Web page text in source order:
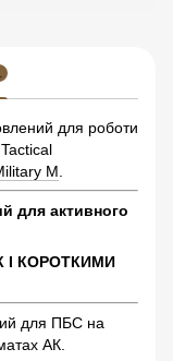
для роботи
M
для активного
І КОРОТКИМИ
для ПБС на
АК.